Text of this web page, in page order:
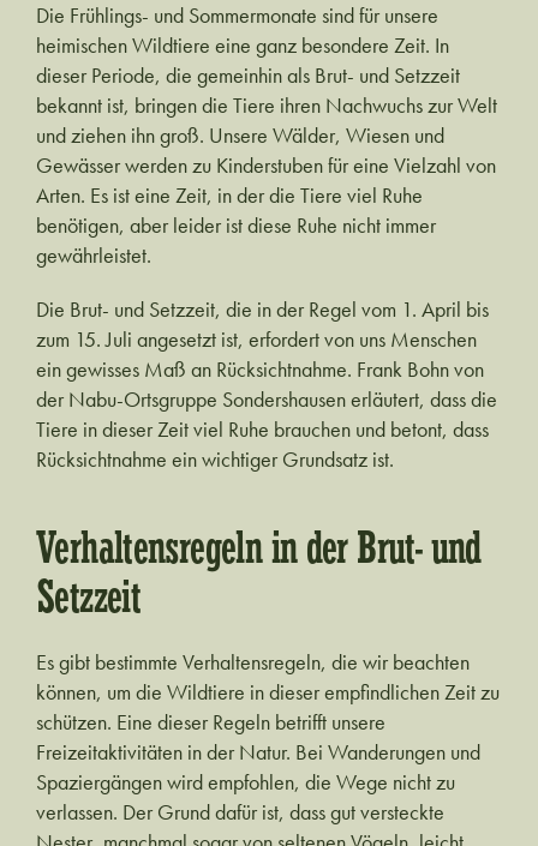
Die Frühlings- und Sommermonate sind für unsere
heimischen Wildtiere eine ganz besondere Zeit. In
dieser Periode, die gemeinhin als Brut- und Setzzeit
bekannt ist, bringen die Tiere ihren Nachwuchs zur Welt
und ziehen ihn groß. Unsere Wälder, Wiesen und
Gewässer werden zu Kinderstuben für eine Vielzahl von
Arten. Es ist eine Zeit, in der die Tiere viel Ruhe
benötigen, aber leider ist diese Ruhe nicht immer
gewährleistet.
Die Brut- und Setzzeit, die in der Regel vom 1. April bis
zum 15. Juli angesetzt ist, erfordert von uns Menschen
ein gewisses Maß an Rücksichtnahme. Frank Bohn von
der Nabu-Ortsgruppe Sondershausen erläutert, dass die
Tiere in dieser Zeit viel Ruhe brauchen und betont, dass
Rücksichtnahme ein wichtiger Grundsatz ist.
Verhaltensregeln in der Brut- und
Setzzeit
Es gibt bestimmte Verhaltensregeln, die wir beachten
können, um die Wildtiere in dieser empfindlichen Zeit zu
schützen. Eine dieser Regeln betrifft unsere
Freizeitaktivitäten in der Natur. Bei Wanderungen und
Spaziergängen wird empfohlen, die Wege nicht zu
verlassen. Der Grund dafür ist, dass gut versteckte